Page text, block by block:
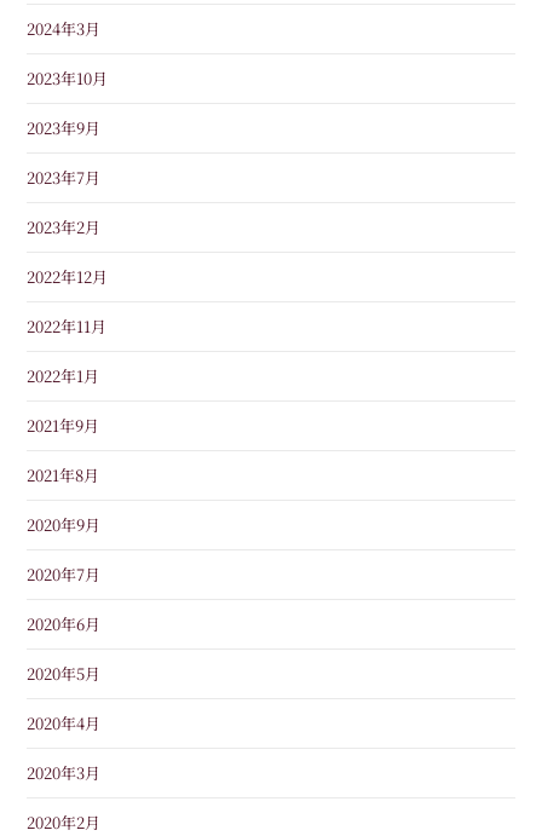
2024年3月
2023年10月
2023年9月
2023年7月
2023年2月
2022年12月
2022年11月
2022年1月
2021年9月
2021年8月
2020年9月
2020年7月
2020年6月
2020年5月
2020年4月
2020年3月
2020年2月